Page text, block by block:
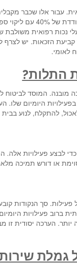
עבור אלו שכבר
קביעת הזכאות. יש
לאומי.
התלות?
המוסד לביטוח
היומיום שלו.
להתקלח, לנוע בבית
לבצע פעילויות
או דורש תמיכה
סך הנקודות
יותר. הערכה יסודית